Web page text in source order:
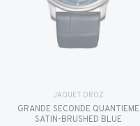
JAQUET DROZ
GRANDE SECONDE QUANTIÈME
SATIN-BRUSHED BLUE